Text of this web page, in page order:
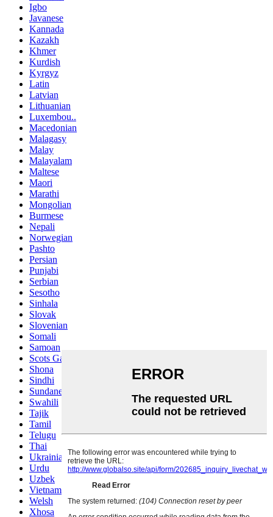
Igbo
Javanese
Kannada
Kazakh
Khmer
Kurdish
Kyrgyz
Latin
Latvian
Lithuanian
Luxembou..
Macedonian
Malagasy
Malay
Malayalam
Maltese
Maori
Marathi
Mongolian
Burmese
Nepali
Norwegian
Pashto
Persian
Punjabi
Serbian
Sesotho
Sinhala
Slovak
Slovenian
Somali
Samoan
Scots Gaelic
Shona
Sindhi
Sundanese
Swahili
Tajik
Tamil
Telugu
Thai
Ukrainian
Urdu
Uzbek
Vietnamese
Welsh
Xhosa